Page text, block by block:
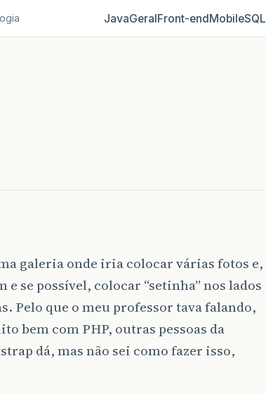
JavaGeralFront‑endMobileSQL
galeria onde iria colocar várias fotos e,
se possível, colocar “setinha” nos lados
Pelo que o meu professor tava falando,
bem com PHP, outras pessoas da
dá, mas não sei como fazer isso,